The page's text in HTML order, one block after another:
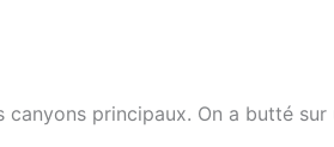
canyons principaux. On a butté